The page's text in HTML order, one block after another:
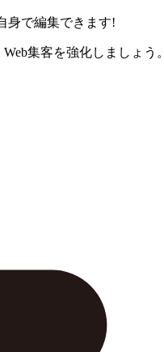
身で編集できます!
集客を強化しましょう。